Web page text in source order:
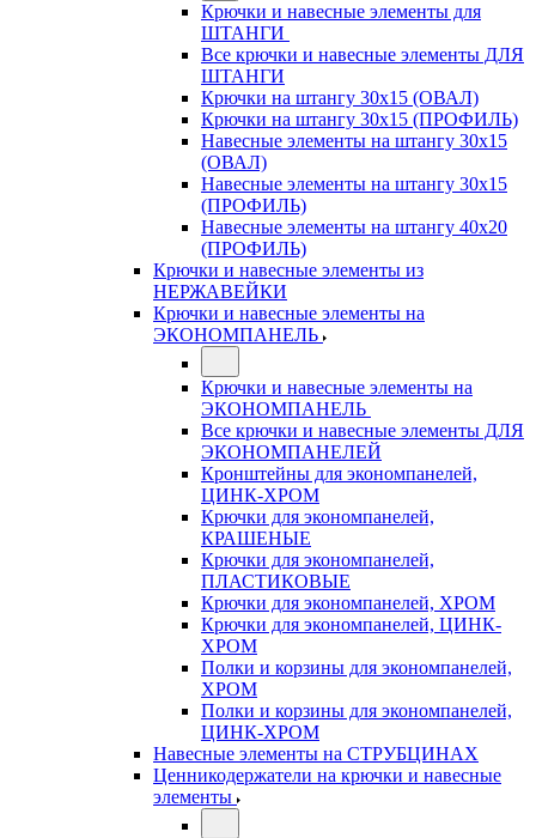
Крючки и навесные элементы для
ШТАНГИ
Все крючки и навесные элементы ДЛЯ
ШТАНГИ
Крючки на штангу 30х15 (ОВАЛ)
Крючки на штангу 30х15 (ПРОФИЛЬ)
Навесные элементы на штангу 30х15
(ОВАЛ)
Навесные элементы на штангу 30х15
(ПРОФИЛЬ)
Навесные элементы на штангу 40х20
(ПРОФИЛЬ)
Крючки и навесные элементы из
НЕРЖАВЕЙКИ
Крючки и навесные элементы на
ЭКОНОМПАНЕЛЬ
Крючки и навесные элементы на
ЭКОНОМПАНЕЛЬ
Все крючки и навесные элементы ДЛЯ
ЭКОНОМПАНЕЛЕЙ
Кронштейны для экономпанелей,
ЦИНК-ХРОМ
Крючки для экономпанелей,
КРАШЕНЫЕ
Крючки для экономпанелей,
ПЛАСТИКОВЫЕ
Крючки для экономпанелей, ХРОМ
Крючки для экономпанелей, ЦИНК-
ХРОМ
Полки и корзины для экономпанелей,
ХРОМ
Полки и корзины для экономпанелей,
ЦИНК-ХРОМ
Навесные элементы на СТРУБЦИНАХ
Ценникодержатели на крючки и навесные
элементы